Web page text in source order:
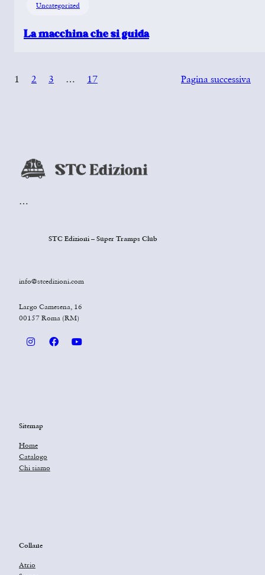
Uncategorized
La macchina che si guida
1 2 3 … 17 Pagina successiva
…
STC Edizioni – Super Tramps Club
info@stcedizioni.com
Largo Camesena, 16
00157 Roma (RM)
Sitemap
Home
Catalogo
Chi siamo
Collane
Atrio